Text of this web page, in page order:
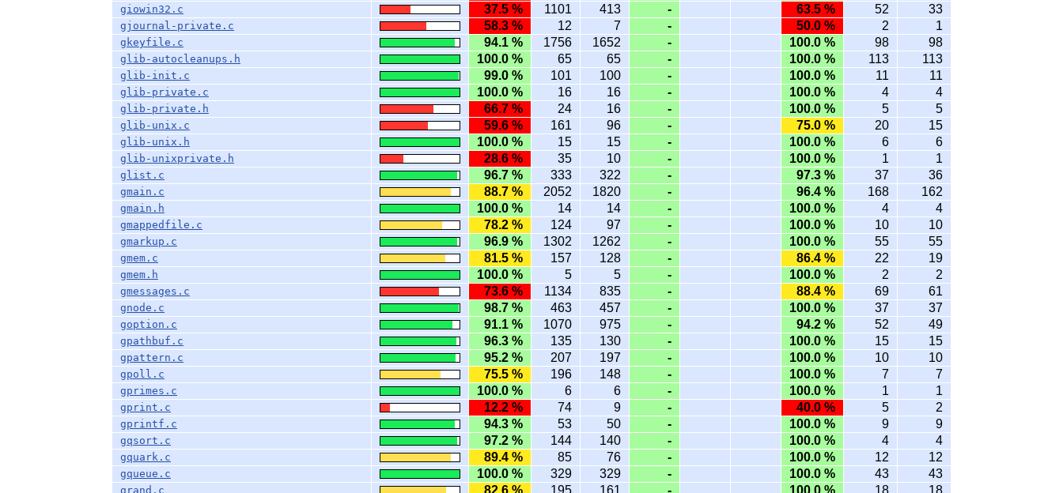
giowin32.c 37.5 % 1101 413 - 63.5 % 52 33
gjournal-private.c 58.3 % 12 7 - 50.0 % 2 1
gkeyfile.c 94.1 % 1756 1652 - 100.0 % 98 98
glib-autocleanups.h 100.0 % 65 65 - 100.0 % 113 113
glib-init.c 99.0 % 101 100 - 100.0 % 11 11
glib-private.c 100.0 % 16 16 - 100.0 % 4 4
glib-private.h 66.7 % 24 16 - 100.0 % 5 5
glib-unix.c 59.6 % 161 96 - 75.0 % 20 15
glib-unix.h 100.0 % 15 15 - 100.0 % 6 6
glib-unixprivate.h 28.6 % 35 10 - 100.0 % 1 1
glist.c 96.7 % 333 322 - 97.3 % 37 36
gmain.c 88.7 % 2052 1820 - 96.4 % 168 162
gmain.h 100.0 % 14 14 - 100.0 % 4 4
gmappedfile.c 78.2 % 124 97 - 100.0 % 10 10
gmarkup.c 96.9 % 1302 1262 - 100.0 % 55 55
gmem.c 81.5 % 157 128 - 86.4 % 22 19
gmem.h 100.0 % 5 5 - 100.0 % 2 2
gmessages.c 73.6 % 1134 835 - 88.4 % 69 61
gnode.c 98.7 % 463 457 - 100.0 % 37 37
goption.c 91.1 % 1070 975 - 94.2 % 52 49
gpathbuf.c 96.3 % 135 130 - 100.0 % 15 15
gpattern.c 95.2 % 207 197 - 100.0 % 10 10
gpoll.c 75.5 % 196 148 - 100.0 % 7 7
gprimes.c 100.0 % 6 6 - 100.0 % 1 1
gprint.c 12.2 % 74 9 - 40.0 % 5 2
gprintf.c 94.3 % 53 50 - 100.0 % 9 9
gqsort.c 97.2 % 144 140 - 100.0 % 4 4
gquark.c 89.4 % 85 76 - 100.0 % 12 12
gqueue.c 100.0 % 329 329 - 100.0 % 43 43
grand.c 82.6 % 195 161 - 100.0 % 18 18